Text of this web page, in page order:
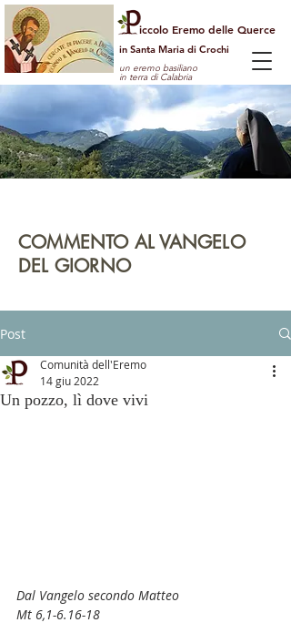
iccolo Eremo delle Querce
in Santa Maria di Crochi
un eremo basiliano
in terra di Calabria
COMMENTO AL VANGELO
DEL GIORNO
Post
Un pozzo, lì dove vivi
Comunità dell'Eremo
14 giu 2022
Dal Vangelo secondo Matteo
Mt 6,1-6.16-18